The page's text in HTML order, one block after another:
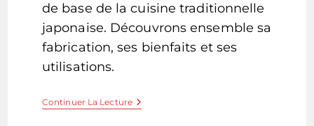
de base de la cuisine traditionnelle
japonaise. Découvrons ensemble sa
fabrication, ses bienfaits et ses
utilisations.
Continuer La LectureLe
Miso